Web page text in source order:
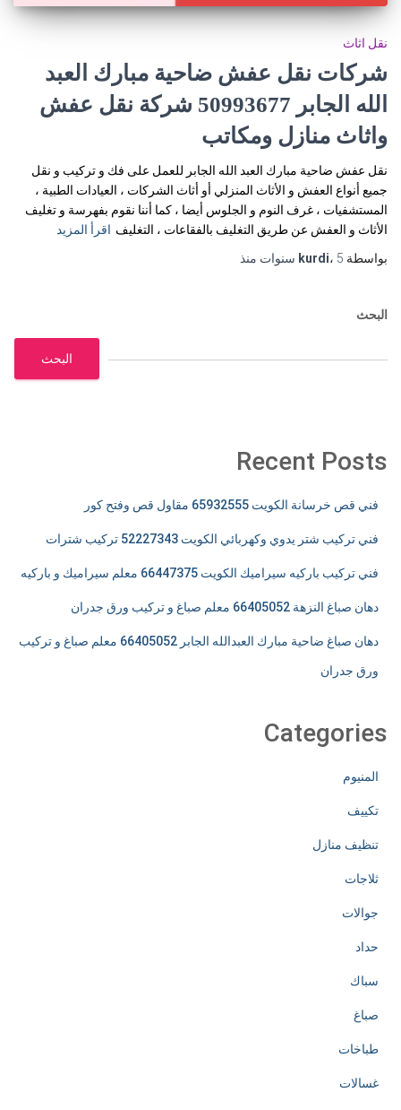
نقل اثاث
شركات نقل عفش ضاحية مبارك العبد
الله الجابر 50993677 شركة نقل عفش
واثاث منازل ومكاتب
نقل عفش ضاحية مبارك العبد الله الجابر للعمل على فك و تركيب و نقل
جميع أنواع العفش و الأثاث المنزلي أو أثاث الشركات ، العيادات الطبية ،
المستشفيات ، غرف النوم و الجلوس أيضا ، كما أننا نقوم بفهرسة و تغليف
الأثاث و العفش عن طريق التغليف بالفقاعات ، التغليف اقرأ المزيد
بواسطة
kurdi، 5 سنوات منذ
البحث
البحث
Recent Posts
فني قص خرسانة الكويت 65932555 مقاول قص وفتح كور
فني تركيب شتر يدوي وكهربائي الكويت 52227343 تركيب شترات
فني تركيب باركيه سيراميك الكويت 66447375 معلم سيراميك و باركيه
دهان صباغ النزهة 66405052 معلم صباغ و تركيب ورق جدران
دهان صباغ ضاحية مبارك العبدالله الجابر 66405052 معلم صباغ و تركيب
ورق جدران
Categories
المنيوم
تكييف
تنظيف منازل
ثلاجات
جوالات
حداد
سباك
صباغ
طباخات
غسالات